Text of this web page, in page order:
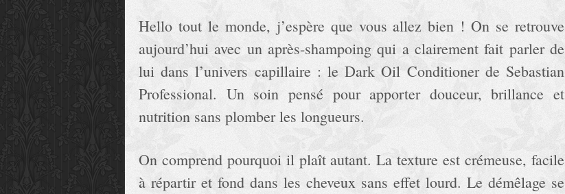
Hello tout le monde, j’espère que vous allez bien ! On se retrouve
aujourd’hui avec un après-shampoing qui a clairement fait parler de
lui dans l’univers capillaire : le Dark Oil Conditioner de Sebastian
Professional. Un soin pensé pour apporter douceur, brillance et
nutrition sans plomber les longueurs.
On comprend pourquoi il plaît autant. La texture est crémeuse, facile
à répartir et fond dans les cheveux sans effet lourd. Le démêlage se